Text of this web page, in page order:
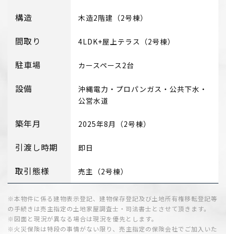
構造 木造2階建（2号棟）
間取り 4LDK+屋上テラス（2号棟）
駐車場 カースペース2台
設備
沖縄電力・プロパンガス・公共下水・
公営水道
築年月 2025年8月（2号棟）
引渡し時期 即日
取引態様 売主（2号棟）
※本物件に係る建物表示登記、建物保存登記及び土地所有権移転登記等
の手続きは売主指定の土地家屋調査士・司法書士とさせて頂きます。
※図面と現況が異なる場合は現況を優先とします。
※火災保険は特段の事情がない限り、売主指定の保険会社でご加入いた